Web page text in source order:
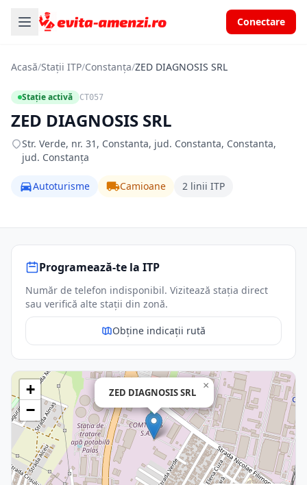
Conectare
Acasă/Stații ITP/Constanța/ZED DIAGNOSIS SRL
Stație activă CT057
ZED DIAGNOSIS SRL
Str. Verde, nr. 31, Constanta, jud. Constanta, Constanta,
jud. Constanța
Autoturisme Camioane 2 linii ITP
Programează-te la ITP
Număr de telefon indisponibil. Vizitează stația direct
sau verifică alte stații din zonă.
Obține indicații rută
ZED DIAGNOSIS SRL
×
+
−